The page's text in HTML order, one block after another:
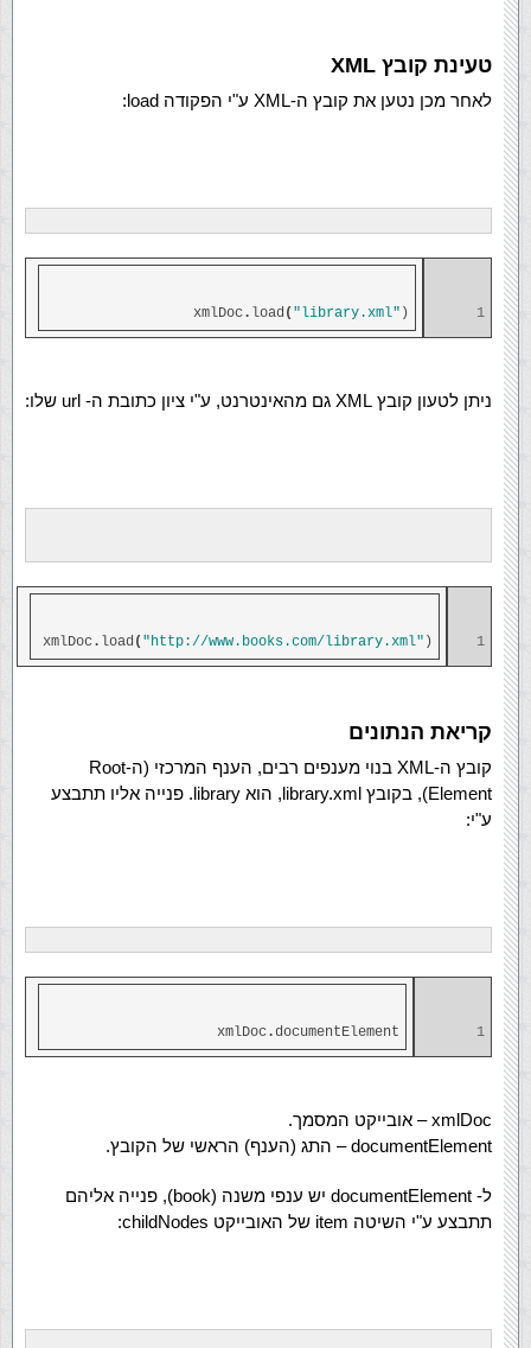
טעינת קובץ XML
לאחר מכן נטען את קובץ ה-XML ע"י הפקודה load:
1
xmlDoc. load ( "library.xml" )
ניתן לטעון קובץ XML גם מהאינטרנט, ע"י ציון כתובת ה- url שלו:
1
xmlDoc. load ( "http://www.books.com/library.xml" )
קריאת הנתונים
קובץ ה-XML בנוי מענפים רבים, הענף המרכזי (ה-Root
Element), בקובץ library.xml, הוא library. פנייה אליו תתבצע
ע"י:
1
xmlDoc.documentElement
xmlDoc – אובייקט המסמך.
documentElement – התג (הענף) הראשי של הקובץ.
ל- documentElement יש ענפי משנה (book), פנייה אליהם
תתבצע ע"י השיטה item של האובייקט childNodes: